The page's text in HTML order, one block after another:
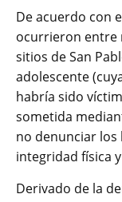
De acuerdo con
ocurrieron entre
sitios de San
adolescente
habría sido
sometida
no denunciar los
integridad física
Derivado de la